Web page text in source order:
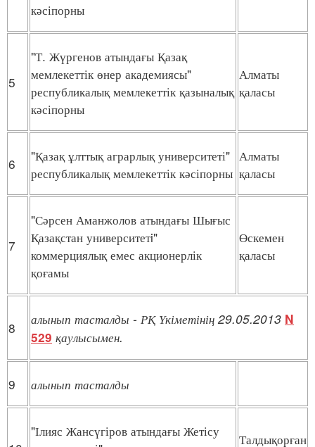
кәсіпорны
5
"Т. Жүргенов атындағы Қазақ
мемлекеттік өнер академиясы"
республикалық мемлекеттік қазыналық
кәсіпорны
Алматы
қаласы
6
"Қазақ ұлттық аграрлық университеті"
республикалық мемлекеттік кәсіпорны
Алматы
қаласы
7
"Сәрсен Аманжолов атындағы Шығыс
Қазақстан университетi"
коммерциялық емес акционерлік
қоғамы
Өскемен
қаласы
8
алынып тасталды - РҚ Үкіметінің 29.05.2013 N
529 қаулысымен.
9 алынып тасталды
"Ілияс Жансүгіров атындағы Жетісу
Талдықорған